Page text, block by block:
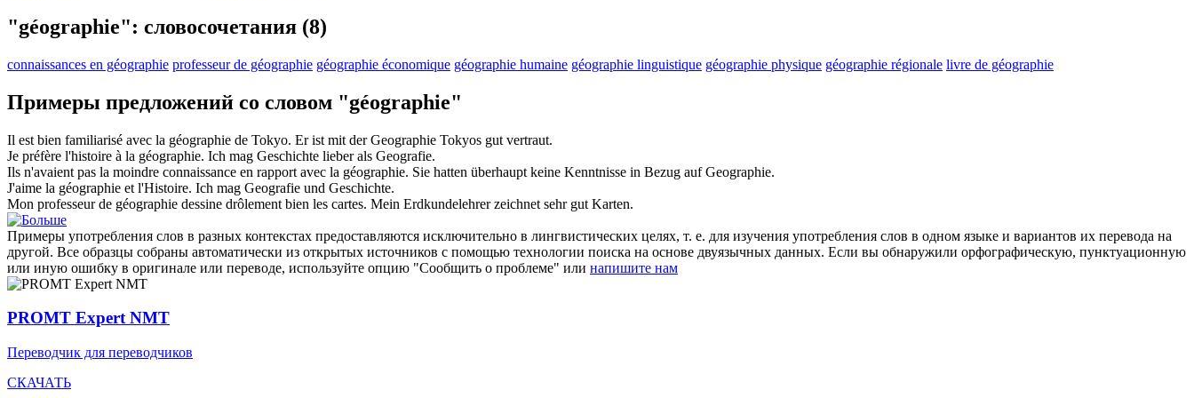
"géographie": словосочетания (8)
connaissances en géographie professeur de géographie géographie économique géographie humaine géographie linguistique géographie physique géographie régionale livre de géographie
Примеры предложений со словом "géographie"
Il est bien familiarisé avec la géographie de Tokyo. Er ist mit derGeographie Tokyos gut vertraut.
Je préfère l'histoire à la géographie. Ich mag Geschichte lieber als Geografie.
Ils n'avaient pas la moindre connaissance en rapport avec la géographie. Sie hatten überhaupt keine Kenntnisse in Bezug aufGeographie.
J'aime la géographie et l'Histoire. Ich mag Geografie und Geschichte.
Mon professeur de géographie dessine drôlement bien les cartes. Mein Erdkundelehrerzeichnet sehr gut Karten.
Примеры употребления слов в разных контекстах предоставляются исключительно в лингвистических целях, т. е. для изучения употребления слов в одном языке и вариантов их перевода на
другой. Все образцы собраны автоматически из открытых источников с помощью технологии поиска на основе двуязычных данных. Если вы обнаружили орфографическую, пунктуационную
или иную ошибку в оригинале или переводе, используйте опцию "Сообщить о проблеме" или напишите нам
PROMT Expert NMT
Переводчик для переводчиков
СКАЧАТЬ